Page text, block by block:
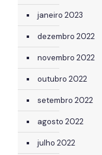
janeiro 2023
dezembro 2022
novembro 2022
outubro 2022
setembro 2022
agosto 2022
julho 2022